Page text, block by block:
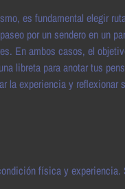
es fundamental elegir
por un sendero en un
En ambos casos, el
libreta para anotar tus
la experiencia y reflexionar
física y